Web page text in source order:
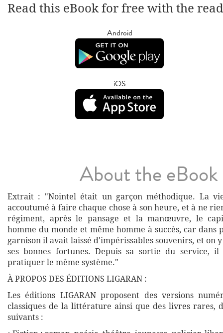
Read this eBook for free with the
Android
iOS
About the eBook
Extrait : "Nointel était un garçon méthodique. La
accoutumé à faire chaque chose à son heure, et à ne
régiment, après le pansage et la manœuvre, le
homme du monde et même homme à succès, car dans
garnison il avait laissé d'impérissables souvenirs, et on
ses bonnes fortunes. Depuis sa sortie du service,
pratiquer le même système."
À PROPOS DES ÉDITIONS LIGARAN :
Les éditions LIGARAN proposent des versions
classiques de la littérature ainsi que des livres rares,
suivants :